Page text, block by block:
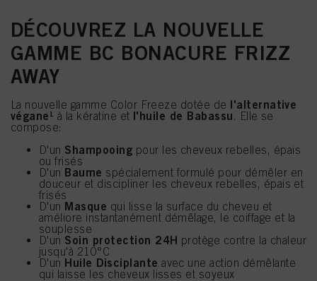
DÉCOUVREZ LA NOUVELLE
GAMME BC BONACURE FRIZZ
AWAY
La nouvelle gamme Color Freeze dotée de l'alternative
végane¹ à la kératine et l'huile de Babassu. Elle se
compose:
D'un Shampooing pour les cheveux rebelles, épais
ou frisés
D'un Baume spécialement formulé pour démêler en
douceur et discipliner les cheveux rebelles, épais et
frisés
D'un Masque qui lisse la surface du cheveu et
améliore instantanément démêlage, le coiffage et la
souplesse
D'un Soin protection 24H protège contre la chaleur
jusqu'à 210°C
D'un Huile Disciplante avec une action démêlante
qui laisse les cheveux lisses et soyeux